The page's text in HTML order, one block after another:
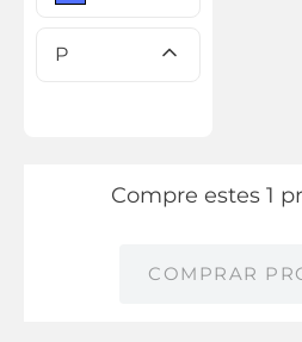
P
Compre estes 1
COMPRAR